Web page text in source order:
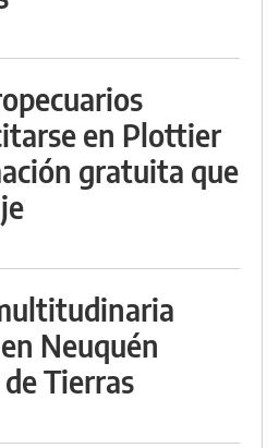
en Plottier
gratuita que
Neuquén
Tierras